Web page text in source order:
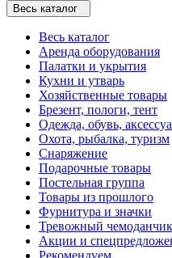
Весь каталог
Весь каталог
Аренда оборудования
Палатки и укрытия
Кухни и утварь
Хозяйственные товары
Брезент, пологи, тент
Одежда, обувь,
Охота, рыбалка, туризм
Снаряжение
Подарочные товары
Постельная группа
Товары из прошлого
Фурнитура и значки
Тревожный чемоданчик
Акции и
Рекомендуем